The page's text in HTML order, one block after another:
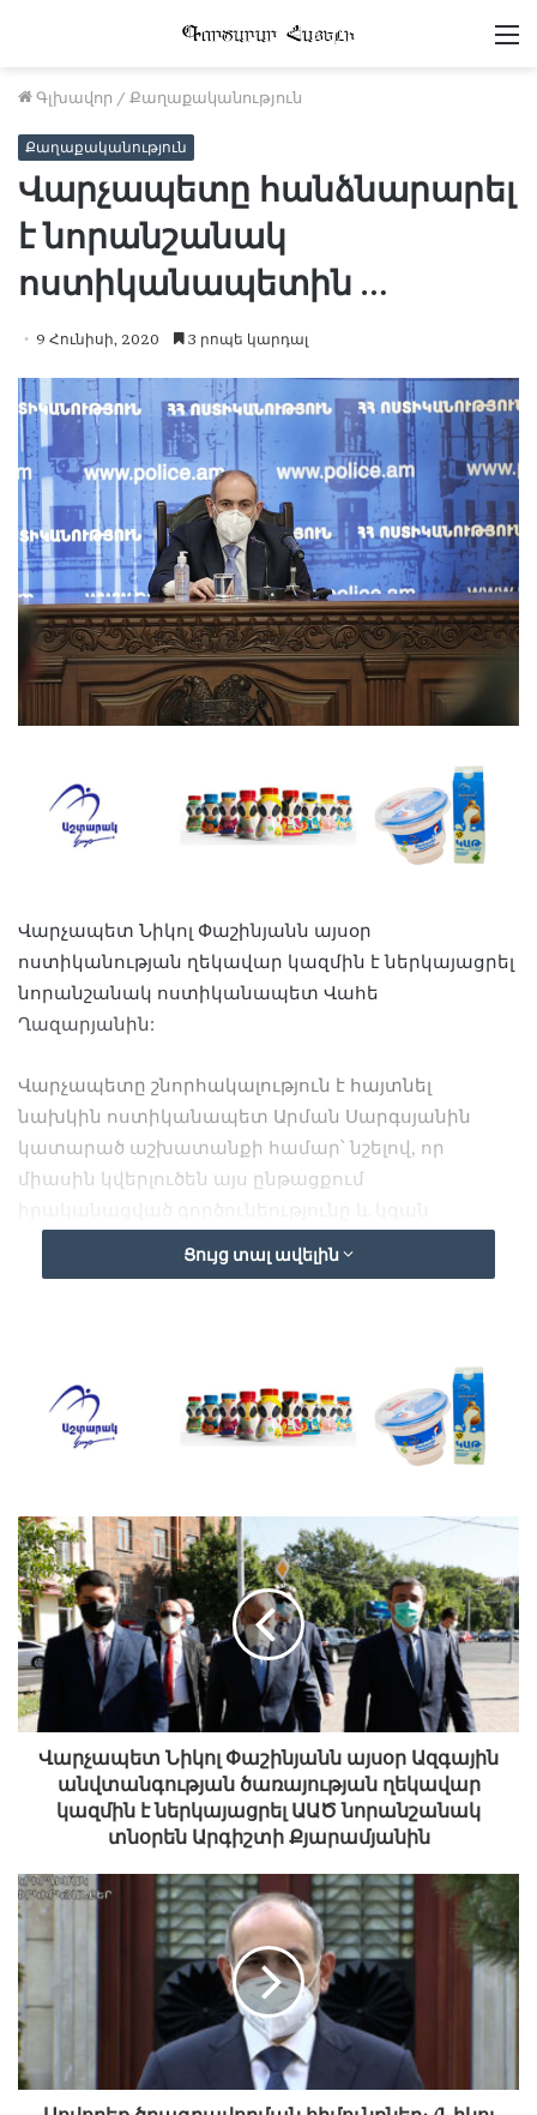
Գլխավոր / Քաղաքականություն
Քաղաքականություն
Վարչապետը հանձնարարել
է նորանշանակ
ոստիկանապետին …
9 Հունիսի, 2020 3 րոպե կարդալ
Վարչապետ Նիկոլ Փաշինյանն այսօր
ոստիկանության ղեկավար կազմին է ներկայացրել
նորանշանակ ոստիկանապետ Վահե
Ղազարյանին:
Վարչապետը շնորհակալություն է հայտնել
նախկին ոստիկանապետ Արման Սարգսյանին
կատարած աշխատանքի համար՝ նշելով, որ
միասին կվերլուծեն այս ընթացքում
իրականացված գործունեությունը և կգան
ընդհանուր եզրակացությունների:
մարտահրավերը կորոնավիրուսի համավարակն է:
«Վերջին 3 ամիսներին ոստիկանությունը շատ
ծանր, անդադար աշխատանք է կատարել, որի
ընկալումներ են փոխվել: Բայց առաջիկայում էլ
համավարակի հաղթահարման գործում էական է
լինելու ոստիկանության աշխատանքի որակը:
Որքան էլ հասկանալի է, որ իսկապես
ոստիկանության ողջ անձնակազմը հյուծման
եզրին է գտնվում, պետք է նոր էներգիա հաղորդել,
որքան էլ դա անհնար թվա: Շնորհավորելով պարոն
Ղազարյանին ոստիկանության պետի պաշտոնում
նշանակվելու առիթով՝ ցանկանում եմ ասել, որ նրա
ամենաառաջին խնդիրը համարում եմ
ոստիկանությանն այդ էներգիան հաղորդելը և նոր
ավելի ճիշտ, հակահամաճարակային կանոնները
պահպանելու առումով: Հույս ունենք և համոզված
ենք, որ համավարակը ժամանակավոր է, և մենք
այն կհաղթահարենք շատ շուտով կամ մի փոքր
ուշ»:
Անդրադառնալով ոստիկանության
Ցույց տալ ավելին
Վարչապետ Նիկոլ Փաշինյանն այսօր Ազգային
անվտանգության ծառայության ղեկավար
կազմին է ներկայացրել ԱԱԾ նորանշանակ
տնօրեն Արգիշտի Քյարամյանին